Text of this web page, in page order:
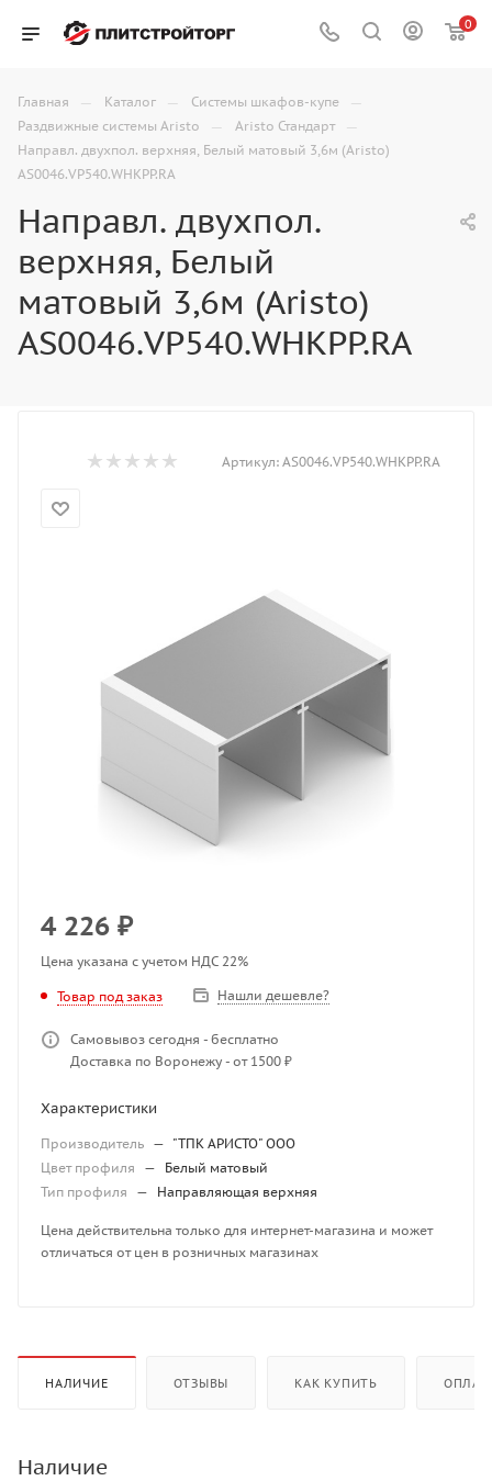
0
Главная — Каталог — Системы шкафов-купе —
Раздвижные системы Aristo — Aristo Стандарт —
Направл. двухпол. верхняя, Белый матовый 3,6м (Aristo)
AS0046.VP540.WHKPP.RA
Направл. двухпол.
верхняя, Белый
матовый 3,6м (Aristo)
AS0046.VP540.WHKPP.RA
Артикул: AS0046.VP540.WHKPP.RA
4 226 ₽
Цена указана с учетом НДС 22%
Товар под заказ Нашли дешевле?
Самовывоз сегодня - бесплатно
Доставка по Воронежу - от 1500 ₽
Характеристики
Производитель — "ТПК АРИСТО" ООО
Цвет профиля
—
Белый матовый
Тип профиля
— Направляющая верхняя
Цена действительна только для интернет-магазина и может
отличаться от цен в розничных магазинах
НАЛИЧИЕ ОТЗЫВЫ КАК КУПИТЬ
Наличие